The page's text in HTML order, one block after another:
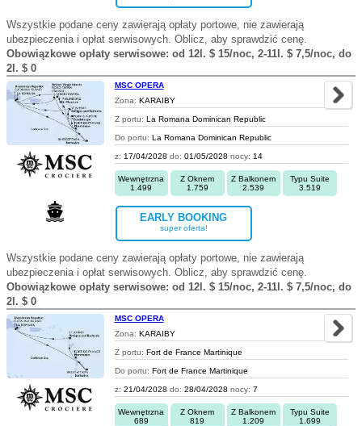
Wszystkie podane ceny zawierają opłaty portowe, nie zawierają
ubezpieczenia i opłat serwisowych. Oblicz, aby sprawdzić cenę.
Obowiązkowe opłaty serwisowe: od 12l. $ 15/noc, 2-11l. $ 7,5/noc, do
2l. $ 0
MSC OPERA
Zona: KARAIBY
Z portu: La Romana Dominican Republic
Do portu: La Romana Dominican Republic
z: 17/04/2028 do: 01/05/2028 nocy: 14
Wewnętrzna
1.499
Z Oknem
1.759
Z Balkonem
2.539
Typu Suite
3.519
EARLY BOOKING
super oferta!
Wszystkie podane ceny zawierają opłaty portowe, nie zawierają
ubezpieczenia i opłat serwisowych. Oblicz, aby sprawdzić cenę.
Obowiązkowe opłaty serwisowe: od 12l. $ 15/noc, 2-11l. $ 7,5/noc, do
2l. $ 0
MSC OPERA
Zona: KARAIBY
Z portu: Fort de France Martinique
Do portu: Fort de France Martinique
z: 21/04/2028 do: 28/04/2028 nocy: 7
Wewnętrzna
689
Z Oknem
819
Z Balkonem
1.209
Typu Suite
1.699